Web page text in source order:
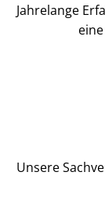
Jahrelange
Unsere